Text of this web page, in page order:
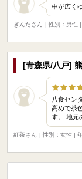
中が広く
ぎんたさん
| 性別：男性
[青森県/八戸]
八食セン
高めで茶
す。 地元
紅茶さん
| 性別：女性 |